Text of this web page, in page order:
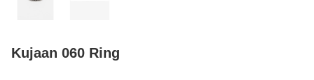
Kujaan 060 Ring